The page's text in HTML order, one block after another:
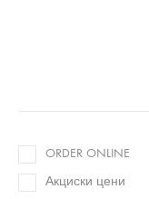
ORDER ONLINE
Акциски цени